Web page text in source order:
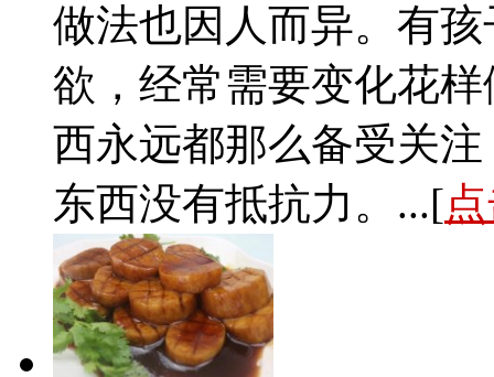
做法也因人而异。有
欲，经常需要变化花
西永远都那么备受关
东西没有抵抗力。...[